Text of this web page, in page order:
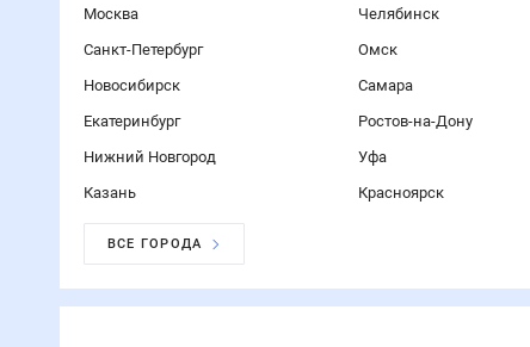
Москва
Санкт-Петербург
Новосибирск
Екатеринбург
Нижний Новгород
Казань
Челябинск
Омск
Самара
Ростов-на-Дону
Уфа
Красноярск
ВСЕ ГОРОДА